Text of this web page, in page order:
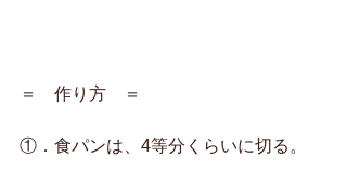
＝　作り方　＝
①．食パンは、4等分くらいに切る。